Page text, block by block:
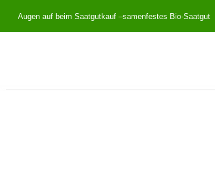
Augen auf beim Saatgutkauf –samenfestes Bio-Saatgut